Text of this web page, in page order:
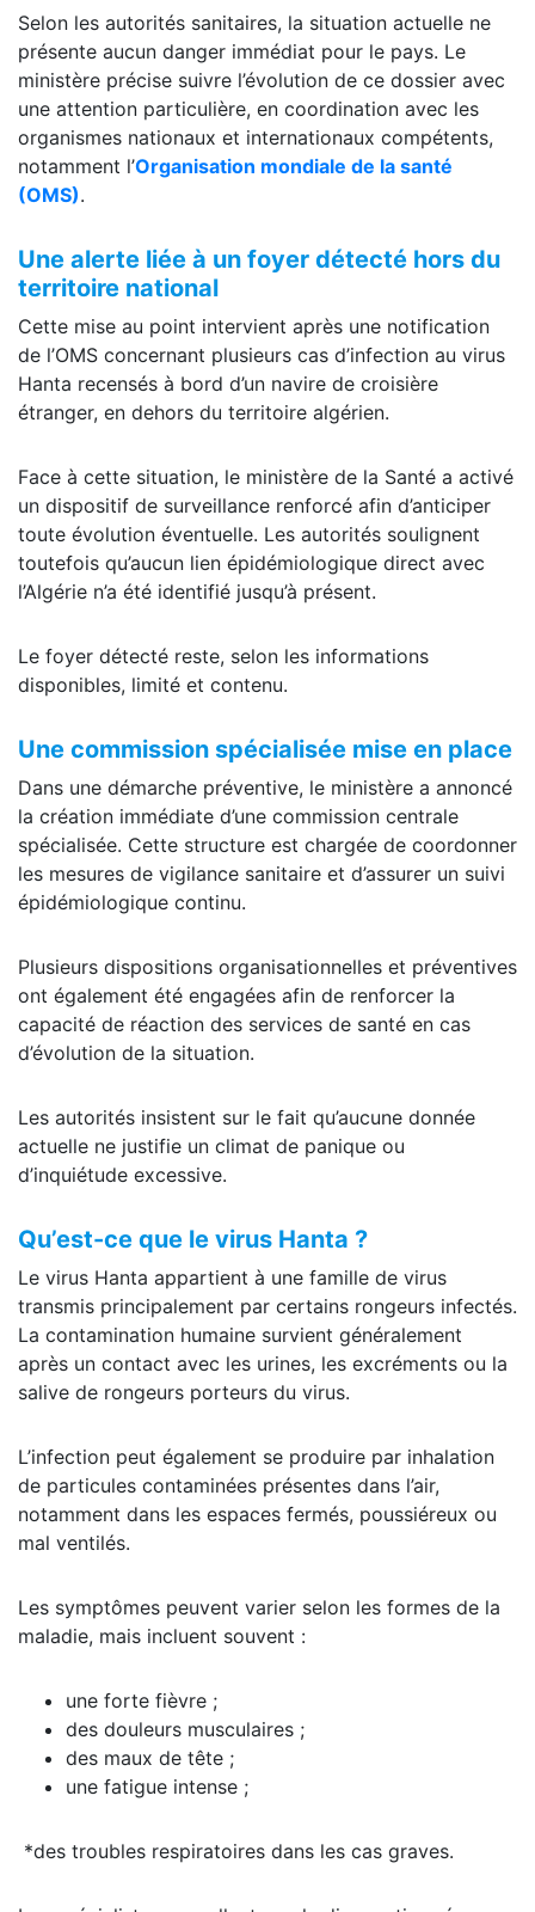
Selon les autorités sanitaires, la situation actuelle ne
présente aucun danger immédiat pour le pays. Le
ministère précise suivre l’évolution de ce dossier avec
une attention particulière, en coordination avec les
organismes nationaux et internationaux compétents,
notamment l’Organisation mondiale de la santé
(OMS).
Une alerte liée à un foyer détecté hors du
territoire national
Cette mise au point intervient après une notification
de l’OMS concernant plusieurs cas d’infection au virus
Hanta recensés à bord d’un navire de croisière
étranger, en dehors du territoire algérien.
Face à cette situation, le ministère de la Santé a activé
un dispositif de surveillance renforcé afin d’anticiper
toute évolution éventuelle. Les autorités soulignent
toutefois qu’aucun lien épidémiologique direct avec
l’Algérie n’a été identifié jusqu’à présent.
Le foyer détecté reste, selon les informations
disponibles, limité et contenu.
Une commission spécialisée mise en place
Dans une démarche préventive, le ministère a annoncé
la création immédiate d’une commission centrale
spécialisée. Cette structure est chargée de coordonner
les mesures de vigilance sanitaire et d’assurer un suivi
épidémiologique continu.
Plusieurs dispositions organisationnelles et préventives
ont également été engagées afin de renforcer la
capacité de réaction des services de santé en cas
d’évolution de la situation.
Les autorités insistent sur le fait qu’aucune donnée
actuelle ne justifie un climat de panique ou
d’inquiétude excessive.
Qu’est-ce que le virus Hanta ?
Le virus Hanta appartient à une famille de virus
transmis principalement par certains rongeurs infectés.
La contamination humaine survient généralement
après un contact avec les urines, les excréments ou la
salive de rongeurs porteurs du virus.
L’infection peut également se produire par inhalation
de particules contaminées présentes dans l’air,
notamment dans les espaces fermés, poussiéreux ou
mal ventilés.
Les symptômes peuvent varier selon les formes de la
maladie, mais incluent souvent :
une forte fièvre ;
des douleurs musculaires ;
des maux de tête ;
une fatigue intense ;
*des troubles respiratoires dans les cas graves.